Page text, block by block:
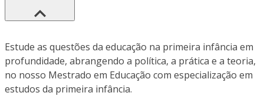
Estude as questões da educação na primeira infância em
profundidade, abrangendo a política, a prática e a teoria,
no nosso Mestrado em Educação com especialização em
estudos da primeira infância.